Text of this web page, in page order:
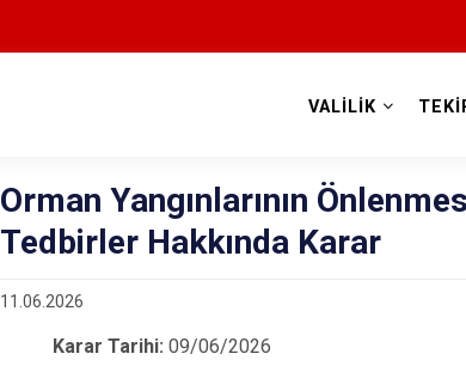
VALİLİK
Orman Yangınlarının
Tedbirler Hakkında Karar
11.06.2026
Karar Tarihi: 09/06/2026